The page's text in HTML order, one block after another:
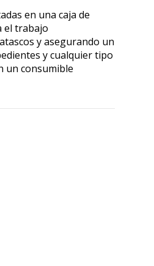
en una caja de
el trabajo
y asegurando un
y cualquier tipo
un consumible